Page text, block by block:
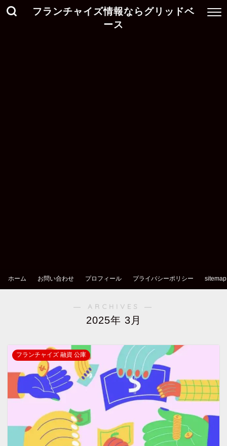
フランチャイズ情報ならグリッドベ
ース
ホーム お問い合わせ プロフィール プライバシーポリシー sitemap
― ARCHIVES ―
2025年 3月
フランチャイズ 融資 公庫